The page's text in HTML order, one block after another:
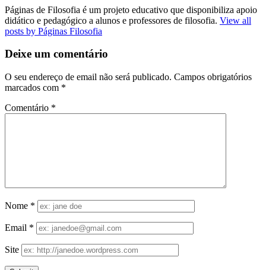
Páginas de Filosofia é um projeto educativo que disponibiliza apoio
didático e pedagógico a alunos e professores de filosofia. View all
posts by Páginas Filosofia
Deixe um comentário
O seu endereço de email não será publicado. Campos obrigatórios
marcados com *
Comentário *
Nome *
Email *
Site